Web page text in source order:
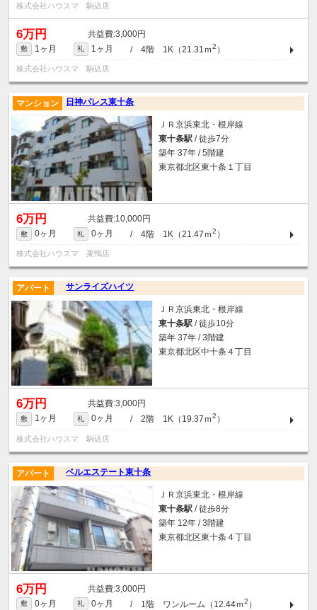
株式会社ハウスマ 駒込店
6万円 3,000円
敷 1ヶ月 礼 1ヶ月 / 4階 1K（21.31ｍ2 ）
株式会社ハウスマ 駒込店
日神パレス東十条
マンション
ＪＲ京浜東北・根岸線
東十条駅 / 徒歩7分
築年 37年 / 5階建
東京都北区東十条１丁目
6万円 10,000円
敷 0ヶ月 礼 0ヶ月 / 4階 1K（21.47ｍ2 ）
株式会社ハウスマ 巣鴨店
サンライズハイツ
アパート
ＪＲ京浜東北・根岸線
東十条駅 / 徒歩10分
築年 37年 / 3階建
東京都北区中十条４丁目
6万円 3,000円
敷 1ヶ月 礼 0ヶ月 / 2階 1K（19.37ｍ2 ）
株式会社ハウスマ 駒込店
ベルエステート東十条
アパート
ＪＲ京浜東北・根岸線
東十条駅 / 徒歩8分
築年 12年 / 3階建
東京都北区東十条４丁目
6万円 3,000円
敷 0ヶ月 礼 0ヶ月 / 1階 ワンルーム（12.44ｍ2 ）